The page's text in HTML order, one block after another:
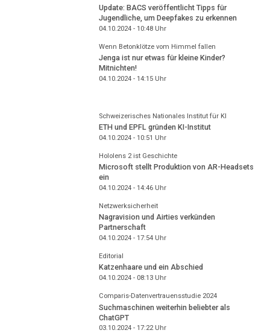
Update: BACS veröffentlicht Tipps für
Jugendliche, um Deepfakes zu erkennen
04.10.2024 - 10:48Uhr
Wenn Betonklötze vom Himmel fallen
Jenga ist nur etwas für kleine Kinder?
Mitnichten!
04.10.2024 - 14:15Uhr
Schweizerisches Nationales Institut für KI
ETH und EPFL gründen KI-Institut
04.10.2024 - 10:51 Uhr
Hololens 2 ist Geschichte
Microsoft stellt Produktion von AR-Headsets
ein
04.10.2024 - 14:46Uhr
Netzwerksicherheit
Nagravision und Airties verkünden
Partnerschaft
04.10.2024 - 17:54Uhr
Editorial
Katzenhaare und ein Abschied
04.10.2024 - 08:13Uhr
Comparis-Datenvertrauensstudie 2024
Suchmaschinen weiterhin beliebter als
ChatGPT
03.10.2024 - 17:22Uhr